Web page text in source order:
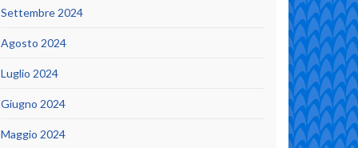
Settembre 2024
Agosto 2024
Luglio 2024
Giugno 2024
Maggio 2024